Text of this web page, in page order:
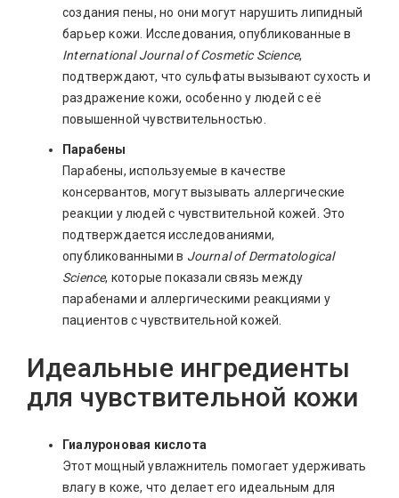
создания пены, но они могут нарушить липидный
барьер кожи. Исследования, опубликованные в
International Journal of Cosmetic Science,
подтверждают, что сульфаты вызывают сухость и
раздражение кожи, особенно у людей с её
повышенной чувствительностью.
Парабены
Парабены, используемые в качестве
консервантов, могут вызывать аллергические
реакции у людей с чувствительной кожей. Это
подтверждается исследованиями,
опубликованными в Journal of Dermatological
Science, которые показали связь между
парабенами и аллергическими реакциями у
пациентов с чувствительной кожей.
Идеальные ингредиенты
для чувствительной кожи
Гиалуроновая кислота
Этот мощный увлажнитель помогает удерживать
влагу в коже, что делает его идеальным для